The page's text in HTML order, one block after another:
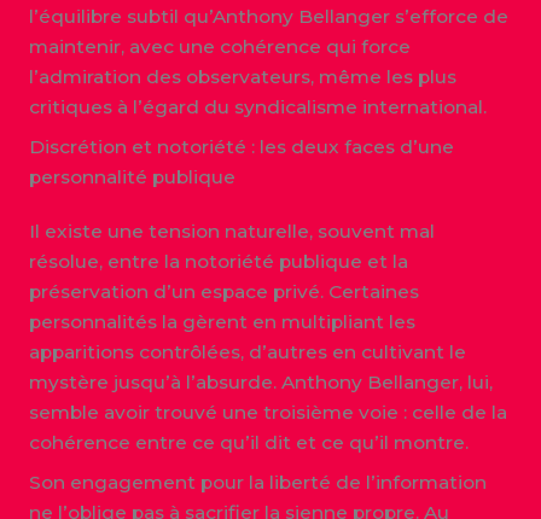
l’équilibre subtil qu’Anthony Bellanger s’efforce de
maintenir, avec une cohérence qui force
l’admiration des observateurs, même les plus
critiques à l’égard du syndicalisme international.
Discrétion et notoriété : les deux faces d’une
personnalité publique
Il existe une tension naturelle, souvent mal
résolue, entre la notoriété publique et la
préservation d’un espace privé. Certaines
personnalités la gèrent en multipliant les
apparitions contrôlées, d’autres en cultivant le
mystère jusqu’à l’absurde. Anthony Bellanger, lui,
semble avoir trouvé une troisième voie : celle de la
cohérence entre ce qu’il dit et ce qu’il montre.
Son engagement pour la liberté de l’information
ne l’oblige pas à sacrifier la sienne propre. Au